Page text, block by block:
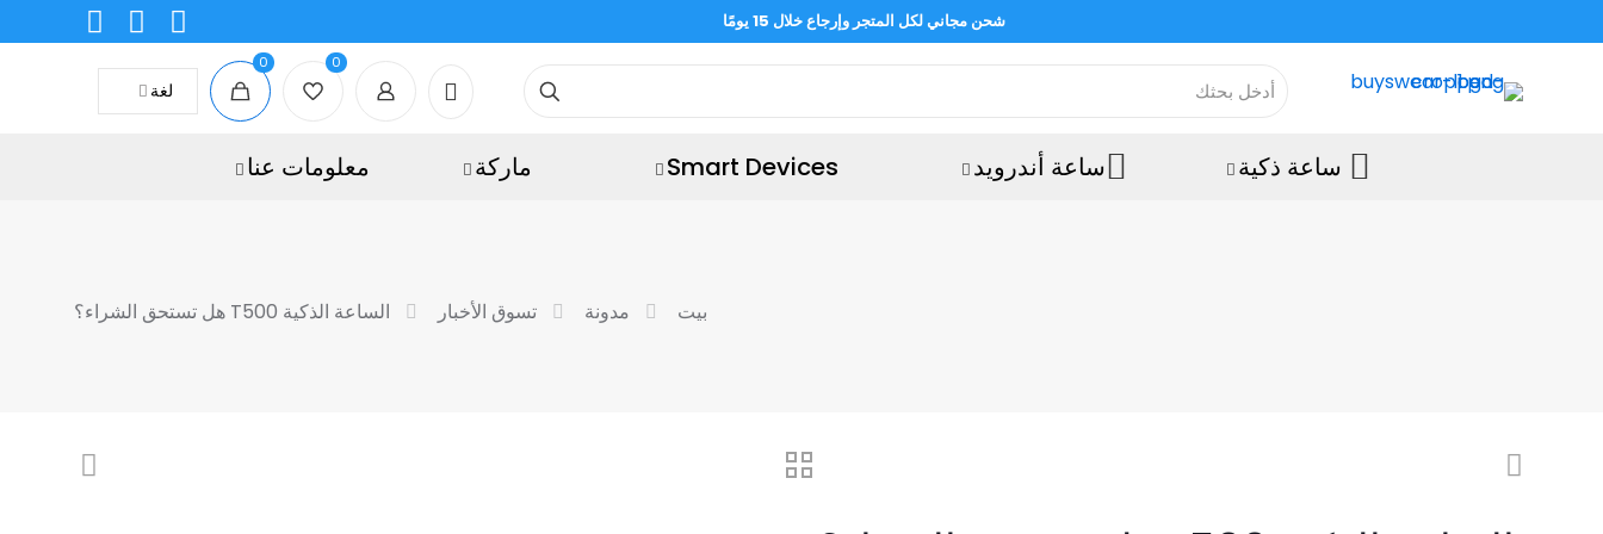
شحن مجاني لكل المتجر وإرجاع خلال 15 يومًا
0
0
لغة
ساعة ذكية ساعة أندرويد Smart Devices ماركة معلومات عنا
بيت مدونة تسوق الأخبار الساعة الذكية T500 هل تستحق الشراء؟